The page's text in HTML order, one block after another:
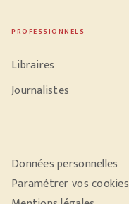
PROFESSIONNELS
Libraires
Journalistes
Données personnelles
Paramétrer vos cookies
Mentions légales